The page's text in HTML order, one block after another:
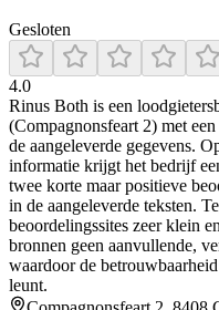
Gesloten
4.0
Rinus Both is een
(Compagnonsfeart 2) met
de aangeleverde gegevens.
informatie krijgt het bedrijf
twee korte maar positieve
in de aangeleverde teksten.
beoordelingssites zeer klein
bronnen geen aanvullende,
waardoor de
leunt.